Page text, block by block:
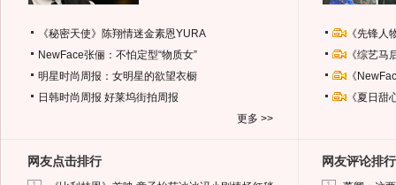
《秘密天使》陈翔情迷金素恩YURA
NewFace张俪：不怕定型“物质女”
明星时尚周报：女明星的欲望衣橱
日韩时尚周报 好莱坞街拍周报
更多 >>
《先锋
《综艺
《
《夏日
网友点击排行 网友评论排行